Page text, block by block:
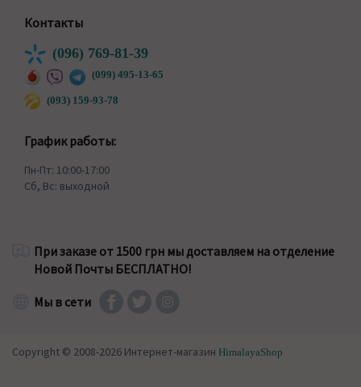
Контакты
(096) 769-81-39
(099) 495-13-65
(093) 159-93-78
График работы:
Пн-Пт: 10:00-17:00
Сб, Вс: выходной
При заказе от 1500 грн мы доставляем на отделение
Новой Почты БЕСПЛАТНО!
Мы в сети
Copyright © 2008-2026 Интернет-магазин HimalayaShop